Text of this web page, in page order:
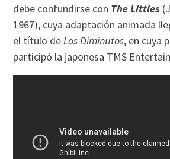
debe confundirse con The Littles
1967), cuya adaptación animada
el título deLos Diminutos, en cuya
participó la japonesa TMS